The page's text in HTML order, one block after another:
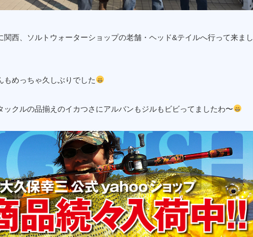
関西、ソルトウォーターショップの老舗・ヘッド&テイルへ行って来まし
もめっちゃ久しぶりでした
ックルの品揃えのイカつさにアルバンもジルもビビってましたわ〜